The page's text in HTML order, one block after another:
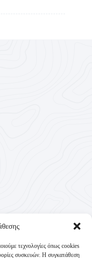
τεχνολογίες όπως cookies
συσκευών. Η συγκατάθεση